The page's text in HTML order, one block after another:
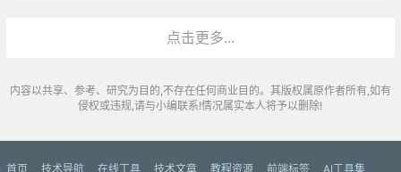
点击更多...
内容以共享、参考、研究为目的,不存在任何商业目的。其版权属原作者所有,如有
侵权或违规,请与小编联系!情况属实本人将予以删除!
首页 技术导航 在线工具 技术文章 教程资源 前端标签 AI工具集